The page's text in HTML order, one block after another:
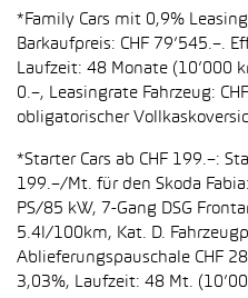
*Family Cars mit 0,9%
Barkaufpreis: CHF 79’545.–.
Laufzeit: 48 Monate (10’000
0.–, Leasingrate Fahrzeug:
obligatorischer
*Starter Cars ab CHF 199.–:
199.–/Mt. für den Skoda
PS/85 kW, 7-Gang DSG
5.4l/100km, Kat. D.
Ablieferungspauschale CHF
3,03%, Laufzeit: 48 Mt.